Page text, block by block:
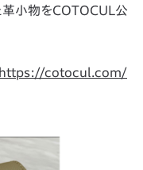
小物をCOTOCUL公
https://cotocul.com/